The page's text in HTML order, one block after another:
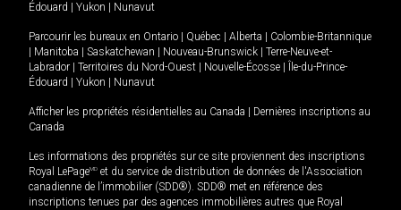
Édouard
Yukon Nunavut
Parcourir les bureaux en Ontario Québec Alberta
Colombie-Britannique
Manitoba Saskatchewan Nouveau-Brunswick
Terre-Neuve-et-
Labrador
Territoires du Nord-Ouest Nouvelle-Écosse
Île-du-Prince-
Édouard
Yukon Nunavut
Afficher les propriétés résidentielles au Canada
Dernières inscriptions au
Canada
Les informations des propriétés sur ce site proviennent des inscriptions
Royal LePageMD et du service de distribution de données de l'Association
canadienne de l’immobilier (SDD®). SDD® met en référence des
inscriptions tenues par des agences immobilières autres que Royal